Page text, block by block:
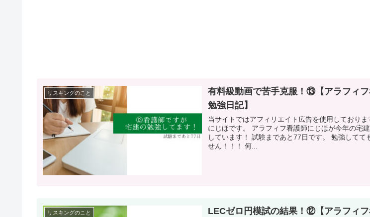
リスキングのこと
有料級動画で苦手克服！⑬【アラフィ
勉強日記】
当サイトではアフィリエイト広告を使用しておりま
にじほです。 アラフィフ看護師にじほが今年の宅
しています！ 試験まであと77日です。 勉強してて
せん！！！ 何...
リスキングのこと
LECゼロ円模試の結果！⑫【アラフィ